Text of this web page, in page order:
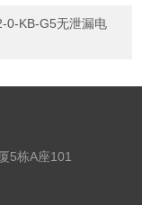
0-KB-G5无泄漏电
5栋A座101